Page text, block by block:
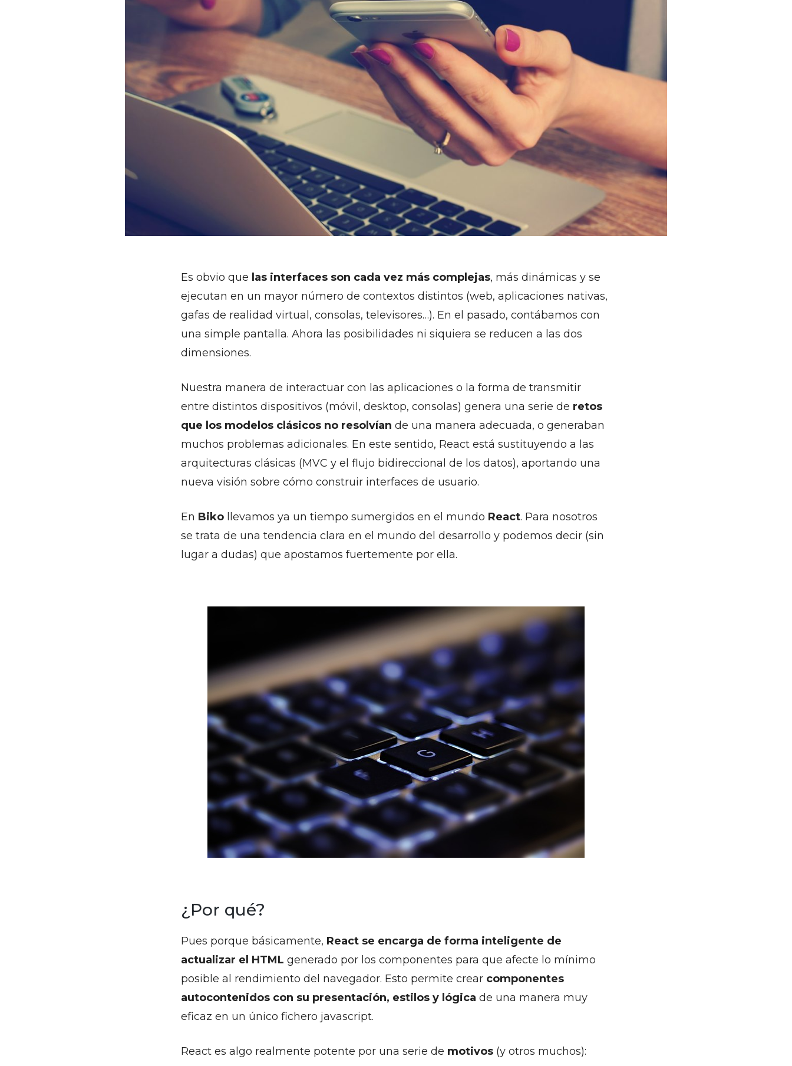
Es obvio que las interfaces son cada vez más complejas, más dinámicas y se
ejecutan en un mayor número de contextos distintos (web, aplicaciones nativas,
gafas de realidad virtual, consolas, televisores…). En el pasado, contábamos con
una simple pantalla. Ahora las posibilidades ni siquiera se reducen a las dos
dimensiones.
Nuestra manera de interactuar con las aplicaciones o la forma de transmitir
entre distintos dispositivos (móvil, desktop, consolas) genera una serie de retos
que los modelos clásicos no resolvían de una manera adecuada, o generaban
muchos problemas adicionales. En este sentido, React está sustituyendo a las
arquitecturas clásicas (MVC y el flujo bidireccional de los datos), aportando una
nueva visión sobre cómo construir interfaces de usuario.
En Biko llevamos ya un tiempo sumergidos en el mundo React. Para nosotros
se trata de una tendencia clara en el mundo del desarrollo y podemos decir (sin
lugar a dudas) que apostamos fuertemente por ella.
¿Por qué?
Pues porque básicamente, React se encarga de forma inteligente de
actualizar el HTML generado por los componentes para que afecte lo mínimo
posible al rendimiento del navegador. Esto permite crear componentes
autocontenidos con su presentación, estilos y lógica de una manera muy
eficaz en un único fichero javascript.
React es algo realmente potente por una serie de motivos (y otros muchos):